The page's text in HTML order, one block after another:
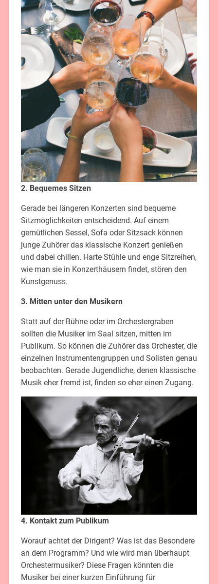
2. Bequemes Sitzen
Gerade bei längeren Konzerten sind bequeme
Sitzmöglichkeiten entscheidend. Auf einem
gemütlichen Sessel, Sofa oder Sitzsack können
junge Zuhörer das klassische Konzert genießen
und dabei chillen. Harte Stühle und enge Sitzreihen,
wie man sie in Konzerthäusern findet, stören den
Kunstgenuss.
3. Mitten unter den Musikern
Statt auf der Bühne oder im Orchestergraben
sollten die Musiker im Saal sitzen, mitten im
Publikum. So können die Zuhörer das Orchester, die
einzelnen Instrumentengruppen und Solisten genau
beobachten. Gerade Jugendliche, denen klassische
Musik eher fremd ist, finden so eher einen Zugang.
4. Kontakt zum Publikum
Worauf achtet der Dirigent? Was ist das Besondere
an dem Programm? Und wie wird man überhaupt
Orchestermusiker? Diese Fragen könnten die
Musiker bei einer kurzen Einführung für